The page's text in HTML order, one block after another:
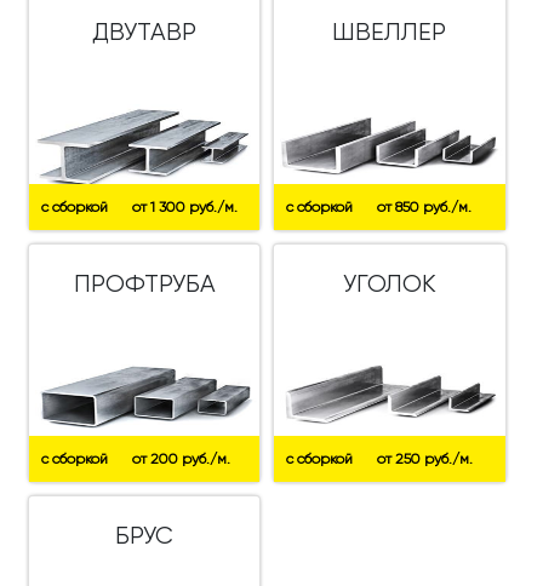
ДВУТАВР
с сборкой от 1 300 руб./м.
ШВЕЛЛЕР
с сборкой от 850 руб./м.
ПРОФТРУБА
с сборкой от 200 руб./м.
УГОЛОК
с сборкой от 250 руб./м.
БРУС